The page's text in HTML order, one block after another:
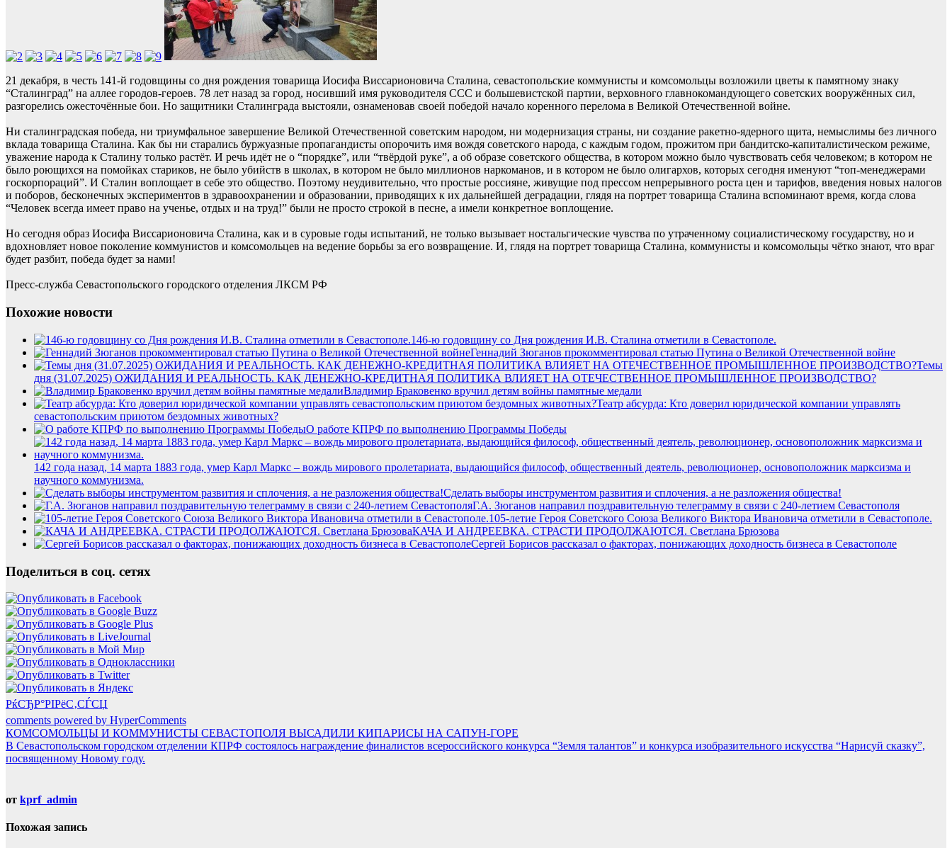
21 декабря, в честь 141-й годовщины со дня рождения товарища Иосифа Виссарионовича Сталина, севастопольские коммунисты и комсомольцы возложили цветы к памятному знаку
“Сталинград” на аллее городов-героев. 78 лет назад за город, носивший имя руководителя ССС и большевистской партии, верховного главнокомандующего советских вооружённых сил,
разгорелись ожесточённые бои. Но защитники Сталинграда выстояли, ознаменовав своей победой начало коренного перелома в Великой Отечественной войне.
Ни сталинградская победа, ни триумфальное завершение Великой Отечественной советским народом, ни модернизация страны, ни создание ракетно-ядерного щита, немыслимы без личного
вклада товарища Сталина. Как бы ни старались буржуазные пропагандисты опорочить имя вождя советского народа, с каждым годом, прожитом при бандитско-капиталистическом режиме,
уважение народа к Сталину только растёт. И речь идёт не о “порядке”, или “твёрдой руке”, а об образе советского общества, в котором можно было чувствовать себя человеком; в котором не
было роющихся на помойках стариков, не было убийств в школах, в котором не было миллионов наркоманов, и в котором не было олигархов, которых сегодня именуют “топ-менеджерами
госкорпораций”. И Сталин воплощает в себе это общество. Поэтому неудивительно, что простые россияне, живущие под прессом непрерывного роста цен и тарифов, введения новых налогов
и поборов, бесконечных экспериментов в здравоохранении и образовании, приводящих к их дальнейшей деградации, глядя на портрет товарища Сталина вспоминают время, когда слова
“Человек всегда имеет право на ученье, отдых и на труд!” были не просто строкой в песне, а имели конкретное воплощение.
Но сегодня образ Иосифа Виссарионовича Сталина, как и в суровые годы испытаний, не только вызывает ностальгические чувства по утраченному социалистическому государству, но и
вдохновляет новое поколение коммунистов и комсомольцев на ведение борьбы за его возвращение. И, глядя на портрет товарища Сталина, коммунисты и комсомольцы чётко знают, что враг
будет разбит, победа будет за нами!
Пресс-служба Севастопольского городского отделения ЛКСМ РФ
Похожие новости
146-ю годовщину со Дня рождения И.В. Сталина отметили в Севастополе.
Геннадий Зюганов прокомментировал статью Путина о Великой Отечественной войне
Темы
дня (31.07.2025) ОЖИДАНИЯ И РЕАЛЬНОСТЬ. КАК ДЕНЕЖНО-КРЕДИТНАЯ ПОЛИТИКА ВЛИЯЕТ НА ОТЕЧЕСТВЕННОЕ ПРОМЫШЛЕННОЕ ПРОИЗВОДСТВО?
Владимир Браковенко вручил детям войны памятные медали
Театр абсурда: Кто доверил юридической компании управлять
севастопольским приютом бездомных животных?
О работе КПРФ по выполнению Программы Победы
142 года назад, 14 марта 1883 года, умер Карл Маркс – вождь мирового пролетариата, выдающийся философ, общественный деятель, революционер, основоположник марксизма и
научного коммунизма.
Сделать выборы инструментом развития и сплочения, а не разложения общества!
Г.А. Зюганов направил поздравительную телеграмму в связи с 240-летием Севастополя
105-летие Героя Советского Союза Великого Виктора Ивановича отметили в Севастополе.
КАЧА И АНДРЕЕВКА. СТРАСТИ ПРОДОЛЖАЮТСЯ. Светлана Брюзова
Сергей Борисов рассказал о факторах, понижающих доходность бизнеса в Севастополе
Поделиться в соц. сетях
РќСЂР°РІРёС‚СЃСЏ
comments powered by HyperComments
Навигация
по
КОМСОМОЛЬЦЫ И КОММУНИСТЫ СЕВАСТОПОЛЯ ВЫСАДИЛИ КИПАРИСЫ НА САПУН-ГОРЕ
В Севастопольском городском отделении КПРФ состоялось награждение финалистов всероссийского конкурса “Земля талантов” и конкурса изобразительного искусства “Нарисуй сказку”,
посвященному Новому году.
от kprf_admin
Похожая запись